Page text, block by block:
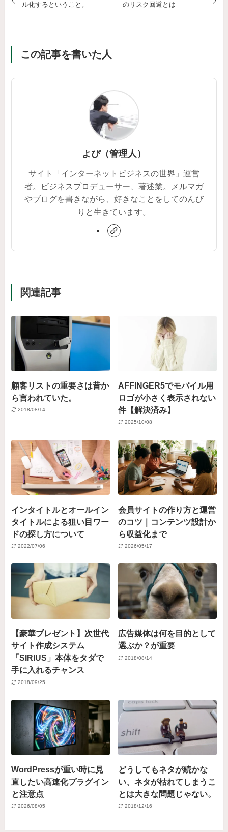
ル化するということ。
のリスク回避とは
この記事を書いた人
よぴ（管理人）
サイト「インターネットビジネスの世界」運営
者。ビジネスプロデューサー、著述業。メルマガ
やブログを書きながら、好きなことをしてのんび
りと生きています。
関連記事
顧客リストの重要さは昔か
ら言われていた。
2018/08/14
AFFINGER5でモバイル用
ロゴが小さく表示されない
件【解決済み】
2025/10/08
インタイトルとオールイン
タイトルによる狙い目ワー
ドの探し方について
2022/07/06
会員サイトの作り方と運営
のコツ｜コンテンツ設計か
ら収益化まで
2026/05/17
【豪華プレゼント】次世代
サイト作成システム
「SIRIUS」本体をタダで
手に入れるチャンス
2018/09/25
広告媒体は何を目的として
選ぶか？が重要
2018/08/14
WordPressが重い時に見
直したい高速化プラグイン
と注意点
2026/08/05
どうしてもネタが続かな
い、ネタが枯れてしまうこ
とは大きな問題じゃない。
2018/12/16